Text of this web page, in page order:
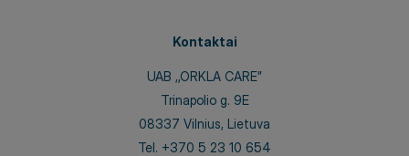
Kontaktai
UAB ,,ORKLA CARE”
Trinapolio g. 9E
08337 Vilnius, Lietuva
Tel. +370 5 23 10 654